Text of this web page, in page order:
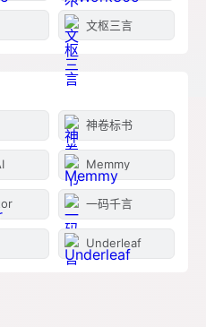
文枢三言
神卷标书
Memmy
一码千言
Underleaf